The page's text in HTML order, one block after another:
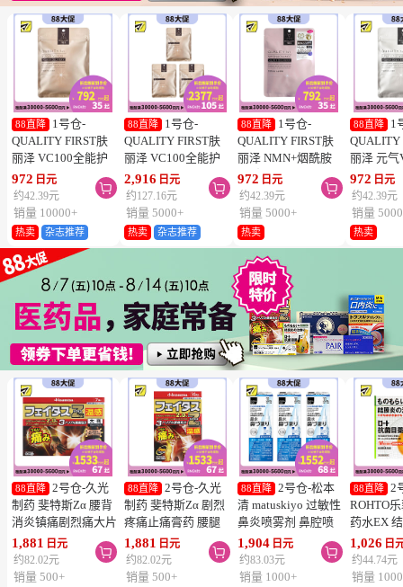
88直降
1号仓-
QUALITY FIRST肤
丽泽 VC100全能护
理面膜 7片
972 日元
约42.39元

销量 10000+
热卖 杂志推荐
88直降
1号仓-
QUALITY FIRST肤
丽泽 VC100全能护
理面膜 7片 3个装
2,916 日元
约127.16元

销量 5000+
热卖 杂志推荐
88直降
1号仓-
QUALITY FIRST肤
丽泽 NMN+烟酰胺
多重焕活面膜 7片
972 日元
约42.39元

销量 5000+
热卖
88直降
1
QUALITY
丽泽 元气
白保湿面
维生素C
片
972 日元
约42.39元
销量
热卖
88直降 2号仓-久光
制药 斐特斯Zα 腰背
消炎镇痛剧烈痛大片
膏药贴 温感
10×14cm 7贴【第2
类医药品】
1,881 日元
约82.02元

销量 500+
88直降
2号仓-久光
制药 斐特斯Zα 剧烈
疼痛止痛膏药 腰腿
疼痛 温感 7×10cm
14贴【第2类医药
品】
1,881 日元
约82.02元

销量 500+
88直降 2号仓-松本
清 matuskiyo 过敏性
鼻炎喷雾剂 鼻腔喷
雾 缓解鼻塞流涕
30ml【第2类医药
品】 3个装
1,904 日元
约83.03元

销量 1000+
88直降
2
ROHTO
药水EX
药水
【第2类
【寒冷地
1,026 日
约44.74元
销量